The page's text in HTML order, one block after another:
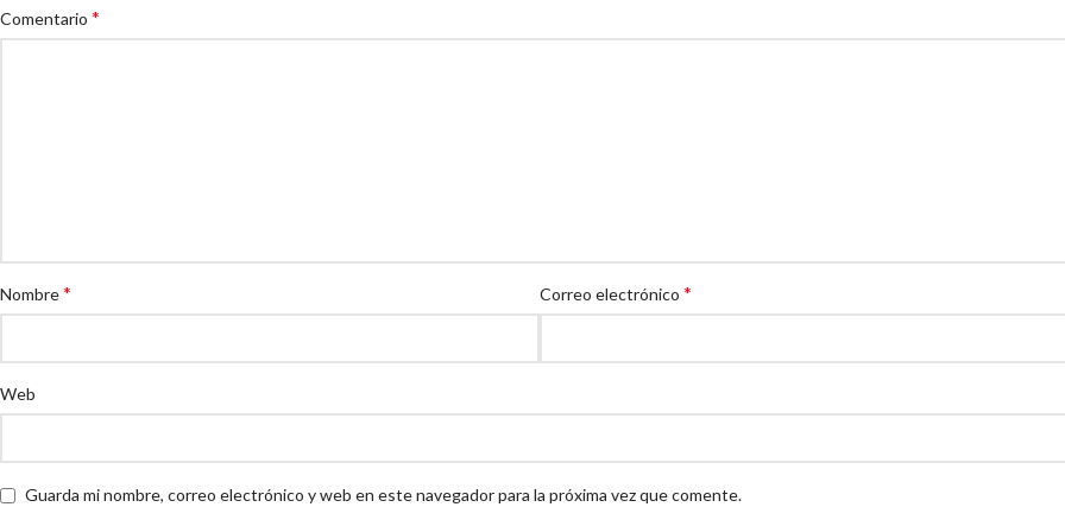
Comentario *
Nombre* Correo electrónico*
Web
Guarda mi nombre, correo electrónico y web en este navegador para la próxima vez que comente.